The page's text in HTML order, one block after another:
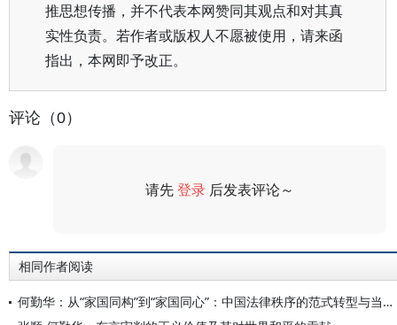
推思想传播，并不代表本网赞同其观点和对其真
实性负责。若作者或版权人不愿被使用，请来函
指出，本网即予改正。
评论（0）
请先登录 后发表评论～
相同作者阅读
何勤华：从“家国同构”到“家国同心”：中国法律秩序的范式转型与当代重塑